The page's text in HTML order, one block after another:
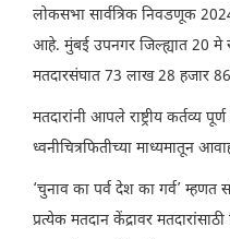
लोकसभा सार्वत्रिक निवडणूक
आहे. मुंबई उपनगर जिल्ह्यात 20 मे
मतदारसंघात 73 लाख 28 हजार
मतदारांनी आपले राष्ट्रीय कर्तव्य
ध्वनीचित्रफितीच्या माध्यमातून
‘चुनाव का पर्व देश का गर्व’
प्रत्येक मतदान केंद्रावर